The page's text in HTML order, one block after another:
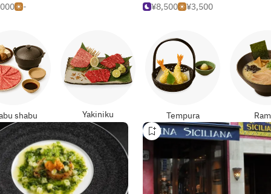
-
¥8,500
¥3,500
shabu Yakiniku Tempura